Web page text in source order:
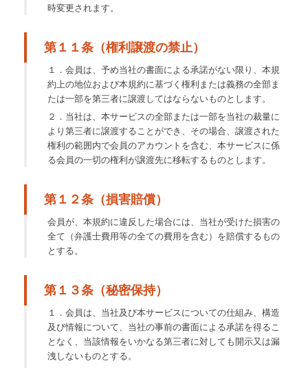
時変更されます。
第１１条（権利譲渡の禁止）
１．会員は、予め当社の書面による承諾がない限り、本規
約上の地位および本規約に基づく権利または義務の全部ま
たは一部を第三者に譲渡してはならないものとします。
２．当社は、本サービスの全部または一部を当社の裁量に
より第三者に譲渡することができ、その場合、譲渡された
権利の範囲内で会員のアカウントを含む、本サービスに係
る会員の一切の権利が譲渡先に移転するものとします。
第１２条（損害賠償）
会員が、本規約に違反した場合には、当社が受けた損害の
全て（弁護士費用等の全ての費用を含む）を賠償するもの
とする。
第１３条（秘密保持）
１．会員は、当社及び本サービスについての仕組み、構造
及び情報について、当社の事前の書面による承諾を得るこ
となく、当該情報をいかなる第三者に対しても開示又は漏
洩しないものとする。